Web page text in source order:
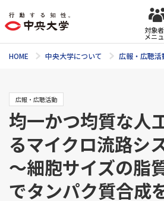
対象
メニ
HOME 中央大学について 広報・広聴活
広報・広聴活動
均一かつ均質な人
るマイクロ流路シ
～細胞サイズの脂
でタンパク質合成